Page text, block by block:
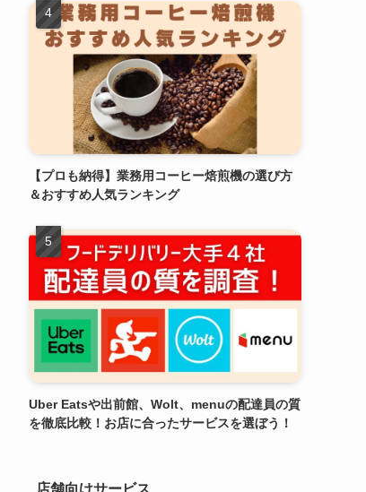
【プロも納得】業務用コーヒー焙煎機の選び方
＆おすすめ人気ランキング
Uber Eatsや出前館、Wolt、menuの配達員の質
を徹底比較！お店に合ったサービスを選ぼう！
店舗向けサービス